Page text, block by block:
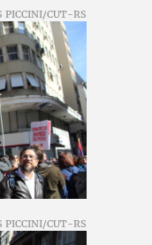
PICCINI/CUT-RS
PICCINI/CUT-RS